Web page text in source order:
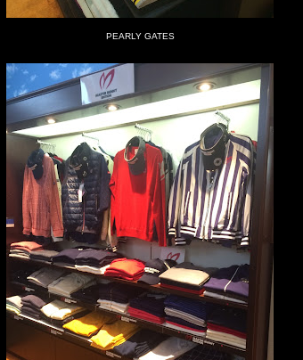
PEARLY GATES